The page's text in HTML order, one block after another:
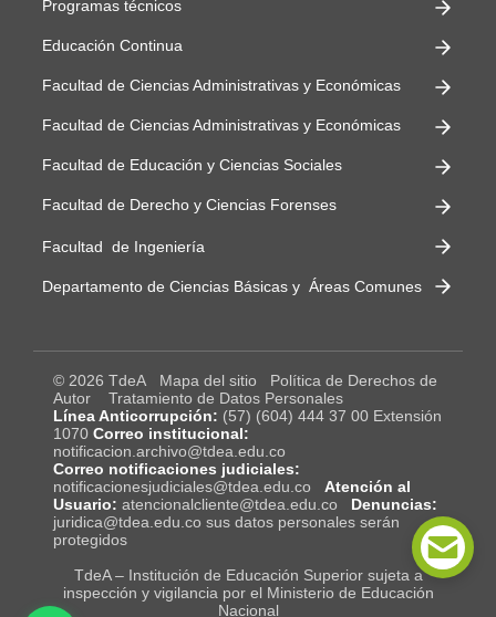
Programas técnicos
Educación Continua
Facultad de Ciencias Administrativas y Económicas
Facultad de Ciencias Administrativas y Económicas
Facultad de Educación y Ciencias Sociales
Facultad de Derecho y Ciencias Forenses
Facultad de Ingeniería
Departamento de Ciencias Básicas y Áreas Comunes
© 2026 TdeA Mapa del sitio
Política de Derechos de
Autor
Tratamiento de Datos Personales
Línea Anticorrupción: (57) (604) 444 37 00 Extensión
1070 Correo institucional:
notificacion.archivo@tdea.edu.co
Correo notificaciones judiciales:
notificacionesjudiciales@tdea.edu.co
Atención al
Usuario: atencionalcliente@tdea.edu.co
Denuncias:
juridica@tdea.edu.co sus datos personales serán
protegidos
TdeA – Institución de Educación Superior sujeta a
inspección y vigilancia por el Ministerio de Educación
Nacional